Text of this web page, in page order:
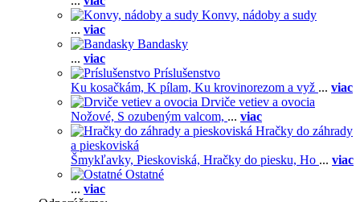
Konvy, nádoby a sudy
... viac
Bandasky
... viac
Príslušenstvo
Ku kosačkám, K pílam, Ku krovinorezom a vyž ... viac
Drviče vetiev a ovocia
Nožové, S ozubeným valcom, ... viac
Hračky do záhrady
a pieskoviská
Šmykľavky, Pieskoviská, Hračky do piesku, Ho ... viac
Ostatné
... viac